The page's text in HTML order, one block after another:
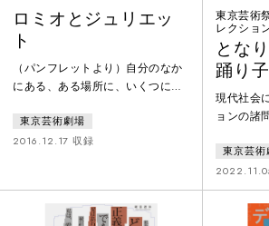
ロミオとジュリエッ
ト
（パンフレットより）自分のなか
にある、ある場所に、いくつにな
あの風景が広がっていて、そこに
は名前のない自分が、名前のない
をしているけれど、それでも限ら
れた時間を、そしてあらかじめ決
東京芸術劇場
2016.12.17 収録
東京芸術
レクショ
とな
踊り子
現代社会
ョンの諸
と、老若
まで25役
ダンサー
レート。
東京芸術